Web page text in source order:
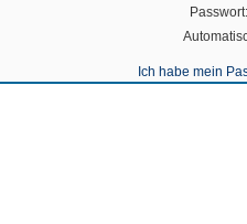
Passwort:
Ich habe mein